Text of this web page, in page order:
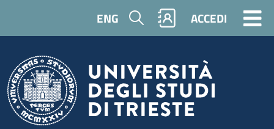
ENG Cerca ACCEDI